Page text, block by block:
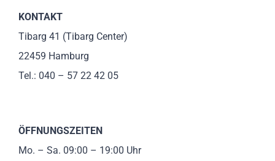
SUCHE
NACH:
KONTAKT
Tibarg 41 (Tibarg Center)
22459 Hamburg
Tel.: 040 – 57 22 42 05
ÖFFNUNGSZEITEN
Mo. – Sa. 09:00 – 19:00 Uhr